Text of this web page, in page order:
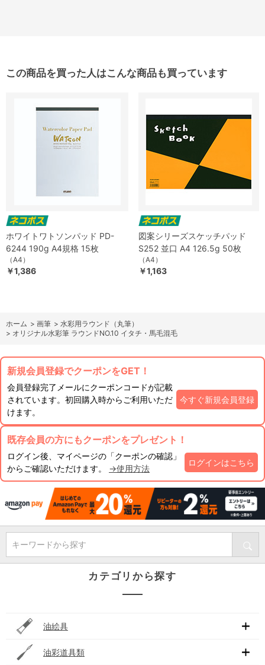
この商品を買った人はこんな商品も買っています
ホワイトワトソンパッド PD-
6244 190g A4規格 15枚
（A4）
￥1,386
図案シリーズスケッチパッド
S252 並口 A4 126.5g 50枚
（A4）
￥1,163
ホーム > 画筆 > 水彩用ラウンド（丸筆）
> オリジナル水彩筆 ラウンドNO.10 イタチ・馬毛混毛
新規会員登録でクーポンをGET！
会員登録完了メールにクーポンコードが記載
されています。初回購入時からご利用いただ
けます。
今すぐ新規会員登録
既存会員の方にもクーポンをプレゼント！
ログイン後、マイページの「クーポンの確認」
からご確認いただけます。 →使用方法
ログインはこちら
キーワードから探す
カテゴリから探す
油絵具
油彩道具類